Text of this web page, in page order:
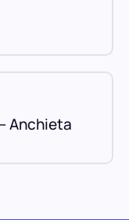
Anchieta